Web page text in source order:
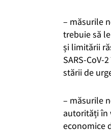
– măsurile
trebuie să
și limitării
SARS-CoV-
stării de
– măsurile
autorități în
economice